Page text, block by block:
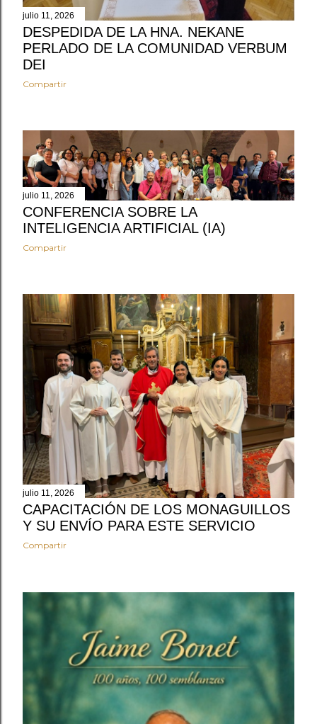
julio 11, 2026
DESPEDIDA DE LA HNA. NEKANE
PERLADO DE LA COMUNIDAD VERBUM
DEI
Compartir
julio 11, 2026
CONFERENCIA SOBRE LA
INTELIGENCIA ARTIFICIAL (IA)
Compartir
julio 11, 2026
CAPACITACIÓN DE LOS MONAGUILLOS
Y SU ENVÍO PARA ESTE SERVICIO
Compartir